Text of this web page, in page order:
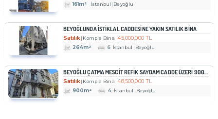
161m² İstanbul Beyoğlu
BEYOĞLUNDA ISTIKLAL CADDESINE YAKIN SATILIK BINA
Satılık Komple Bina 45,000,000 TL
264m² 6 İstanbul Beyoğlu
BEYOĞLU ÇATMA MESCIT REFIK SAYDAM CADDE ÜZERI 900M² TARIHI BINA
Satılık Komple Bina 48,500,000 TL
900m² 4 İstanbul Beyoğlu